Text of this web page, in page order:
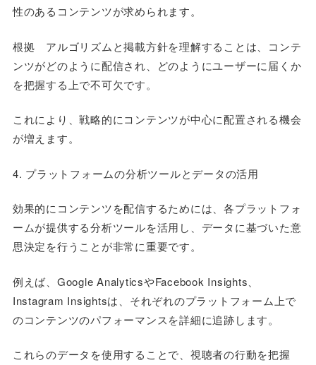
性のあるコンテンツが求められます。
根拠 アルゴリズムと掲載方針を理解することは、コンテ
ンツがどのように配信され、どのようにユーザーに届くか
を把握する上で不可欠です。
これにより、戦略的にコンテンツが中心に配置される機会
が増えます。
4. プラットフォームの分析ツールとデータの活用
効果的にコンテンツを配信するためには、各プラットフォ
ームが提供する分析ツールを活用し、データに基づいた意
思決定を行うことが非常に重要です。
例えば、Google AnalyticsやFacebook Insights、
Instagram Insightsは、それぞれのプラットフォーム上で
のコンテンツのパフォーマンスを詳細に追跡します。
これらのデータを使用することで、視聴者の行動を把握